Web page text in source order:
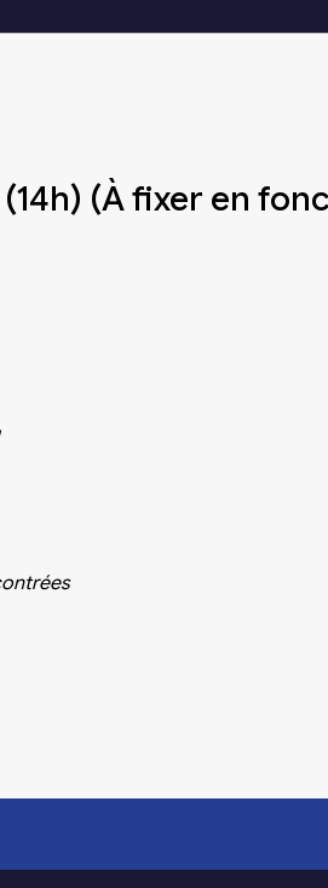
(À fixer en